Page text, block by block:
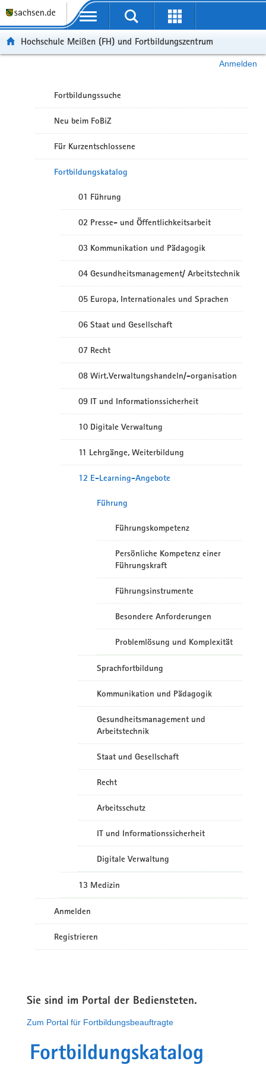
Portalübergreifende Navigation
Hochschule Meißen (FH) und Fortbildungszentrum
Anmelden
Fortbildungssuche
Neu beim FoBiZ
Für Kurzentschlossene
Fortbildungskatalog
01 Führung
02 Presse- und Öffentlichkeitsarbeit
03 Kommunikation und Pädagogik
04 Gesundheitsmanagement/ Arbeitstechnik
05 Europa, Internationales und Sprachen
06 Staat und Gesellschaft
07 Recht
08 Wirt.Verwaltungshandeln/-organisation
09 IT und Informationssicherheit
10 Digitale Verwaltung
11 Lehrgänge, Weiterbildung
12 E-Learning-Angebote
Führung
Führungskompetenz
Persönliche Kompetenz einer
Führungskraft
Führungsinstrumente
Besondere Anforderungen
Problemlösung und Komplexität
Sprachfortbildung
Kommunikation und Pädagogik
Gesundheitsmanagement und
Arbeitstechnik
Staat und Gesellschaft
Recht
Arbeitsschutz
IT und Informationssicherheit
Digitale Verwaltung
13 Medizin
Anmelden
Registrieren
Sie sind im Portal der Bediensteten.
Zum Portal für Fortbildungsbeauftragte
Fortbildungskatalog